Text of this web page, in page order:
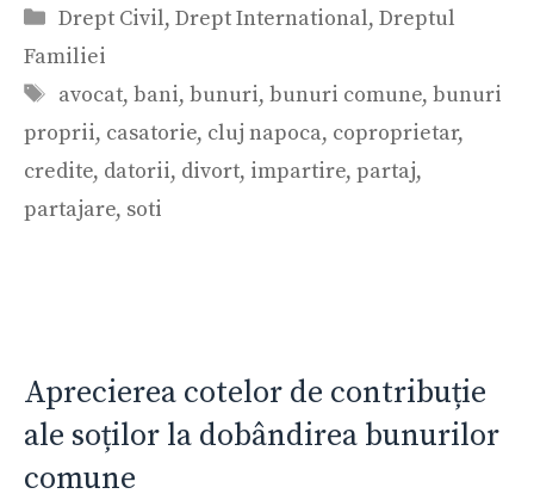
Categorii
Drept Civil, Drept International, Dreptul
Familiei
Etichete
avocat, bani, bunuri, bunuri comune, bunuri
proprii, casatorie, cluj napoca, coproprietar,
credite, datorii, divort, impartire, partaj,
partajare, soti
Aprecierea cotelor de contribuție
ale soților la dobândirea bunurilor
comune